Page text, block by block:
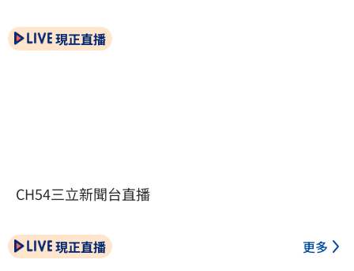
現正直播
CH54三立新聞台直播
現正直播 更多